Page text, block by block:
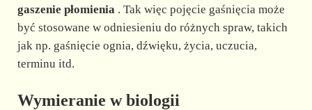
gaszenie płomienia. Tak więc pojęcie gaśnięcia może
być stosowane w odniesieniu do różnych spraw, takich
jak np. gaśnięcie ognia, dźwięku, życia, uczucia,
terminu itd.
Wymieranie w biologii